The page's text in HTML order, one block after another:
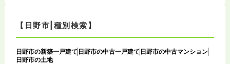
【日野市|種別検索】
日野市の新築一戸建て 日野市の中古一戸建て 日野市の中古マンション
日野市の土地